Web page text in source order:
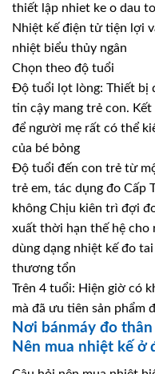
thiết lập nhiet ke o dau
Nhiệt kế điện tử tiện lợi
nhiệt biểu thủy ngân
Chọn theo độ tuổi
Độ tuổi lọt lòng: Thiết bị
tin cậy mang trẻ con.
để người mẹ rất có thể
của bé bỏng
Độ tuổi đến con trẻ từ
trẻ em, tác dụng đo Cấp
không Chịu kiên trì đợi
xuất thời hạn thế hệ cho
dùng dạng nhiệt kế đo
thương tổn
Trên 4 tuổi: Hiện giờ có
mà đã ưu tiên sản phẩm
Nơi bánmáy đo thân
Nên mua nhiệt kế ở